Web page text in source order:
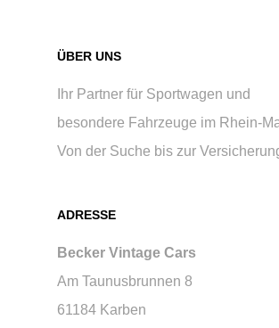
ÜBER UNS
Ihr Partner für Sportwagen und
besondere Fahrzeuge im Rhein-
Von der Suche bis zur
ADRESSE
Becker Vintage Cars
Am Taunusbrunnen 8
61184 Karben